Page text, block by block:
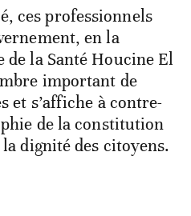
ces professionnels
en la
la Santé Houcine El
important de
et s’affiche à contre-
de la constitution
dignité des citoyens.